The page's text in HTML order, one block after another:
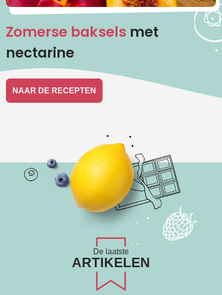
Zomerse baksels met
nectarine
NAAR DE RECEPTEN
De laatste
ARTIKELEN